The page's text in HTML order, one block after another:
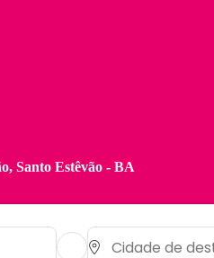
Santo Estêvão - BA